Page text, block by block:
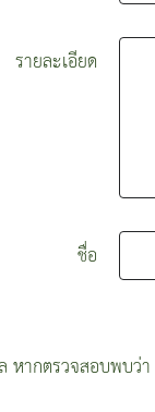
รายละเอียด
ชื่อ
หากตรวจสอบพบว่า